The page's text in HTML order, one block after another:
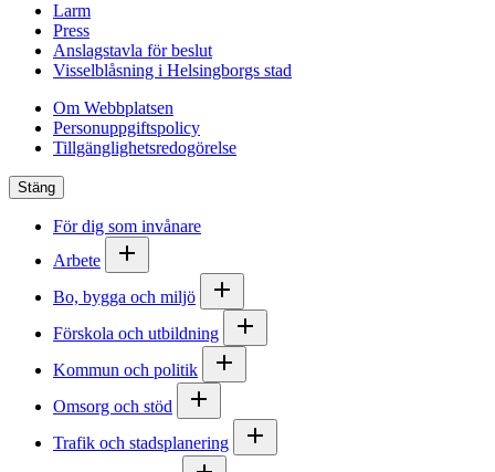
Larm
Press
Anslagstavla för beslut
Visselblåsning i Helsingborgs stad
Om Webbplatsen
Personuppgiftspolicy
Tillgänglighetsredogörelse
Stäng
För dig som invånare
Arbete
Bo, bygga och miljö
Förskola och utbildning
Kommun och politik
Omsorg och stöd
Trafik och stadsplanering